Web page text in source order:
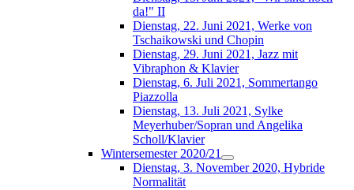
da!" II
Dienstag, 22. Juni 2021, Werke von
Tschaikowski und Chopin
Dienstag, 29. Juni 2021, Jazz mit
Vibraphon & Klavier
Dienstag, 6. Juli 2021, Sommertango
Piazzolla
Dienstag, 13. Juli 2021, Sylke
Meyerhuber/Sopran und Angelika
Scholl/Klavier
Wintersemester 2020/21
Dienstag, 3. November 2020, Hybride
Normalität